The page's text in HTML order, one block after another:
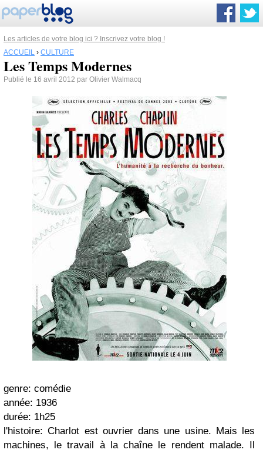
Les articles de votre blog ici ? Inscrivez votre blog !
ACCUEIL › CULTURE
Les Temps Modernes
Publié le 16 avril 2012 par Olivier Walmacq
genre: comédie
année: 1936
durée: 1h25
l'histoire: Charlot est ouvrier dans une usine. Mais les
machines, le travail à la chaîne le rendent malade. Il